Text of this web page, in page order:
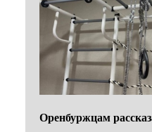
Оренбуржцам